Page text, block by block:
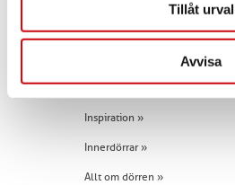
Tillåt urval
Avvisa
Tel:+46 (0)960 - 203 25
Snabblänkar
Inspiration »
Innerdörrar »
Allt om dörren »